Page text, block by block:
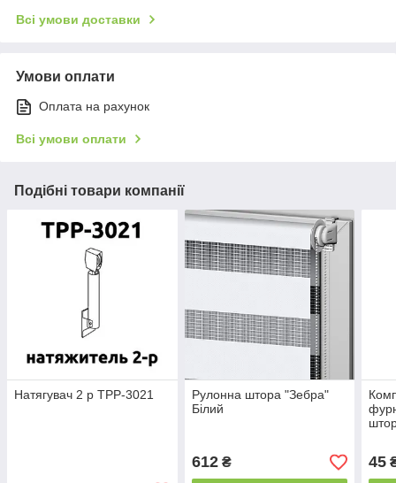
Всі умови доставки
Умови оплати
Оплата на рахунок
Всі умови оплати
Подібні товари компанії
Натягувач 2 р TPP-3021
Рулонна штора "Зебра"
Білий
612₴ 45